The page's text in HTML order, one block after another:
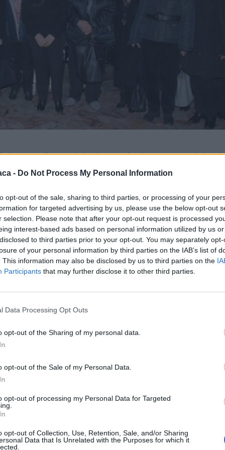
- Do Not Process My Personal Information
opt-out of the sale, sharing to third parties, or processing of your
for targeted advertising by us, please use the below opt-out
selection. Please note that after your opt-out request is processed
interest-based ads based on personal information utilized by us
to third parties prior to your opt-out. You may separately
of your personal information by third parties on the IAB’s list of
This information may also be disclosed by us to third parties on the
Participants that may further disclose it to other third parties.
Data Processing Opt Outs
opt-out of the Sharing of my personal data.
opt-out of the Sale of my Personal Data.
opt-out of processing my Personal Data for Targeted
opt-out of Collection, Use, Retention, Sale, and/or Sharing
Data that Is Unrelated with the Purposes for which it
in nome di San Luigi Orione svoltosi a Tortona nei giorni
del santo, nell’ambito delle celebrazioni organizzate dai
Opera della Divina Provvidenza, alla presenza della
cui per la prima volta si estesero le opere di don Orione e
dell’ Accademia “Lorenzo Perosi” , in collaborazione
Formigaro e S. Giuliano Nuovo , formata da piu’ di 50
Piergiorgio Merlo, Maestro collaboratore Lorenzo
splendida cornice dell’ episcopio vescovile, la
durante la serata storico- artistico di sabato 12 marzo dal
e della carita’ “. Presente il nostro Vescovo
Flavio Peloso, i sindaci dei 3 comuni del gemellaggio,
numerose